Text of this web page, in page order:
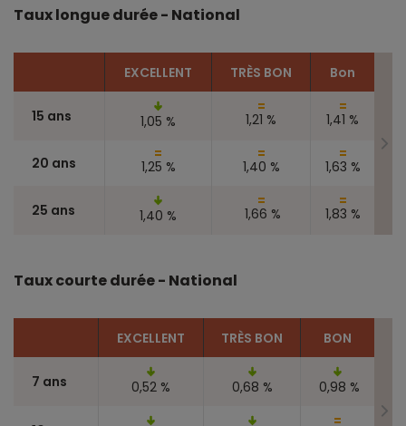
Taux longue durée - National
EXCELLENT TRÈS BON Bon
15 ans 1,05 % 1,21 % 1,41 %
20 ans 1,25 % 1,40 % 1,63 %
25 ans 1,40 % 1,66 % 1,83 %
Taux courte durée - National
EXCELLENT TRÈS BON BON
7 ans 0,52 % 0,68 % 0,98 %